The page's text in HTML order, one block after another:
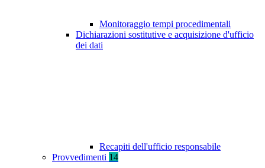
Monitoraggio tempi procedimentali
Dichiarazioni sostitutive e acquisizione d'ufficio
dei dati
Recapiti dell'ufficio responsabile
Provvedimenti 14